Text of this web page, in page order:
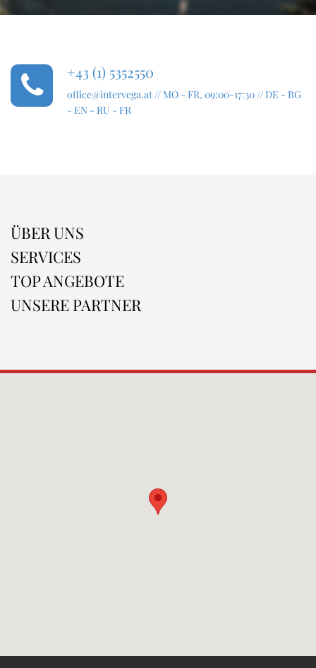
+43 (1) 5352550
office@intervega.at// MO - FR, 09:00-17:30 // DE - BG
- EN - RU - FR
ÜBER UNS
SERVICES
TOP ANGEBOTE
UNSERE PARTNER